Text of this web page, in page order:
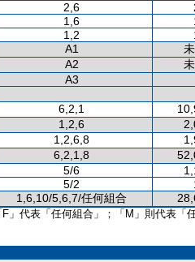
2,6
1,6
1,2
A1
A2
A3
6,2,1
1,2,6
1,2,6,8
6,2,1,8
5/6
5/2
1,6,10/5,6,7/任何組合
」代表「任何組合」；「M」則代表「